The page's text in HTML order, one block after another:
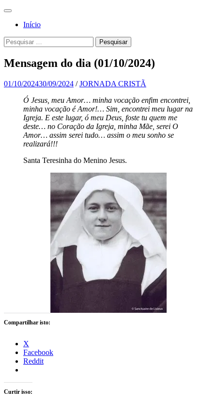
Jornada
Cristã
Para a
Deus, em
comunhão
Santa
Igreja
Católica
Apostólica
Romana
Menu
Início
Pesquisa
Pesquisar
por:
Mensagem do dia (01/10/2024)
01/10/202430/09/2024 /JORNADA CRISTÃ
Ó Jesus, meu Amor… minha vocação enfim encontrei,
minha vocação é Amor!… Sim, encontrei meu lugar na
Igreja. E este lugar, ó meu Deus, foste tu quem me
deste… no Coração da Igreja, minha Mãe, serei O
Amor… assim serei tudo… assim o meu sonho se
realizará!!!
Santa Teresinha do Menino Jesus.
Compartilhar isto:
X
Facebook
Reddit
Curtir isso: